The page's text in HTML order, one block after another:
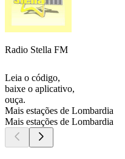
Radio Stella FM
Leia o código,
baixe o aplicativo,
ouça.
Mais estações de Lombardia
Mais estações de Lombardia